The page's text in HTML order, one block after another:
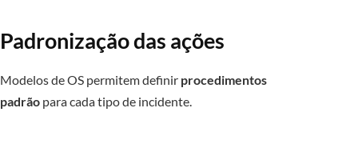
Padronização das ações
Modelos de OS permitem definir procedimentos
padrão para cada tipo de incidente.